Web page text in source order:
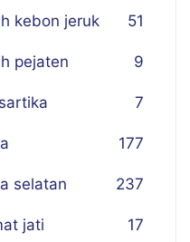
kebon jeruk 51
pejaten 9
7
177
selatan 237
jati 17